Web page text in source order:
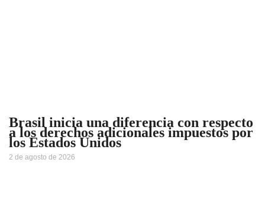
Brasil inicia una diferencia con respecto
a los derechos adicionales impuestos por
los Estados Unidos
2 de agosto de 2026